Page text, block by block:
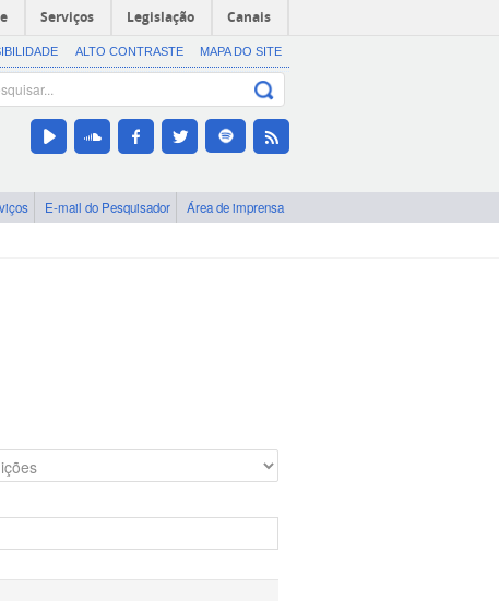
Serviços Legislação Canais
ALTO CONTRASTE MAPA DO SITE
E-mail do Pesquisador Área de imprensa